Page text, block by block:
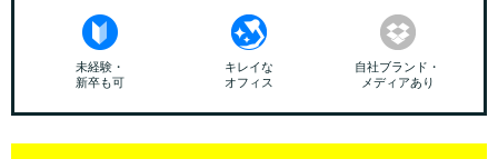
未経験・
新卒も可
キレイな
オフィス
自社ブランド・
メディアあり